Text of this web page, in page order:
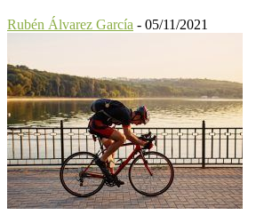
Rubén Álvarez García - 05/11/2021